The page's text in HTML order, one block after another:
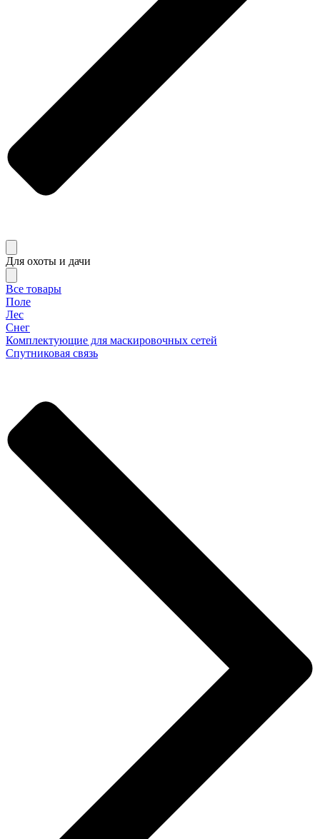
Для охоты и дачи
Все товары
Поле
Лес
Снег
Комплектующие для маскировочных сетей
Спутниковая связь